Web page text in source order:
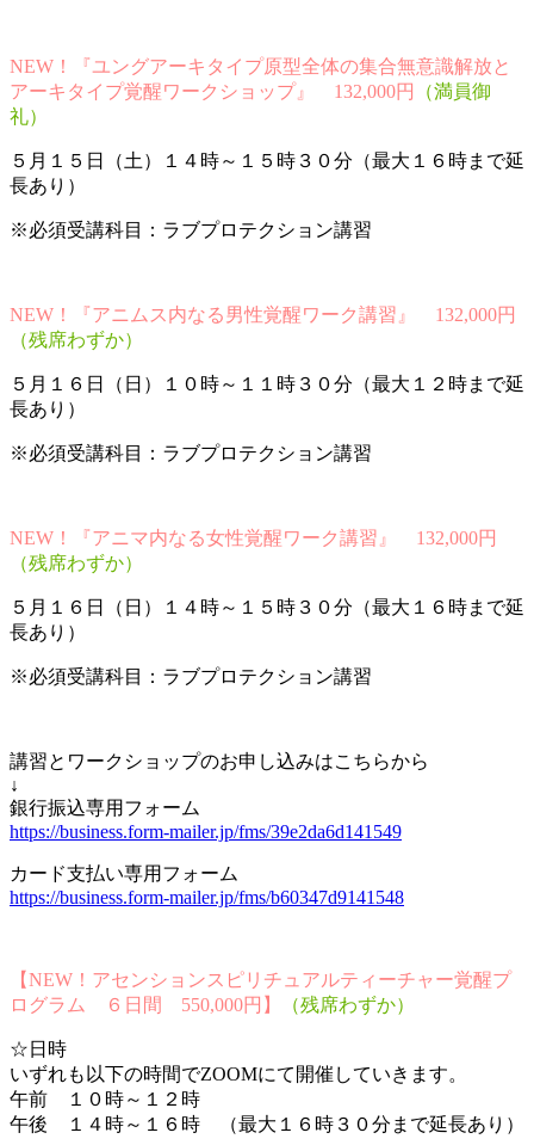
NEW！『ユングアーキタイプ原型全体の集合無意識解放と
アーキタイプ覚醒ワークショップ』 132,000円
（満員御
礼）
５月１５日（土）１４時～１５時３０分（最大１６時まで延
長あり）
※必須受講科目：ラブプロテクション講習
NEW！『アニムス内なる男性覚醒ワーク講習』 132,000円
（残席わずか）
５月１６日（日）１０時～１１時３０分（最大１２時まで延
長あり）
※必須受講科目：ラブプロテクション講習
NEW！『アニマ内なる女性覚醒ワーク講習』 132,000円
（残席わずか）
５月１６日（日）１４時～１５時３０分（最大１６時まで延
長あり）
※必須受講科目：ラブプロテクション講習
講習とワークショップのお申し込みはこちらから
↓
銀行振込専用フォーム
https://business.form-mailer.jp/fms/39e2da6d141549
カード支払い専用フォーム
https://business.form-mailer.jp/fms/b60347d9141548
【NEW！アセンションスピリチュアルティーチャー覚醒プ
ログラム ６日間 550,000円】
（残席わずか）
☆日時
いずれも以下の時間でZOOMにて開催していきます。
午前 １０時～１２時
午後 １４時～１６時 （最大１６時３０分まで延長あり）